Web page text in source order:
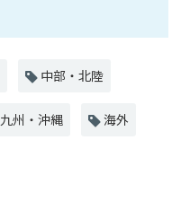
中部・北陸
九州・沖縄 海外